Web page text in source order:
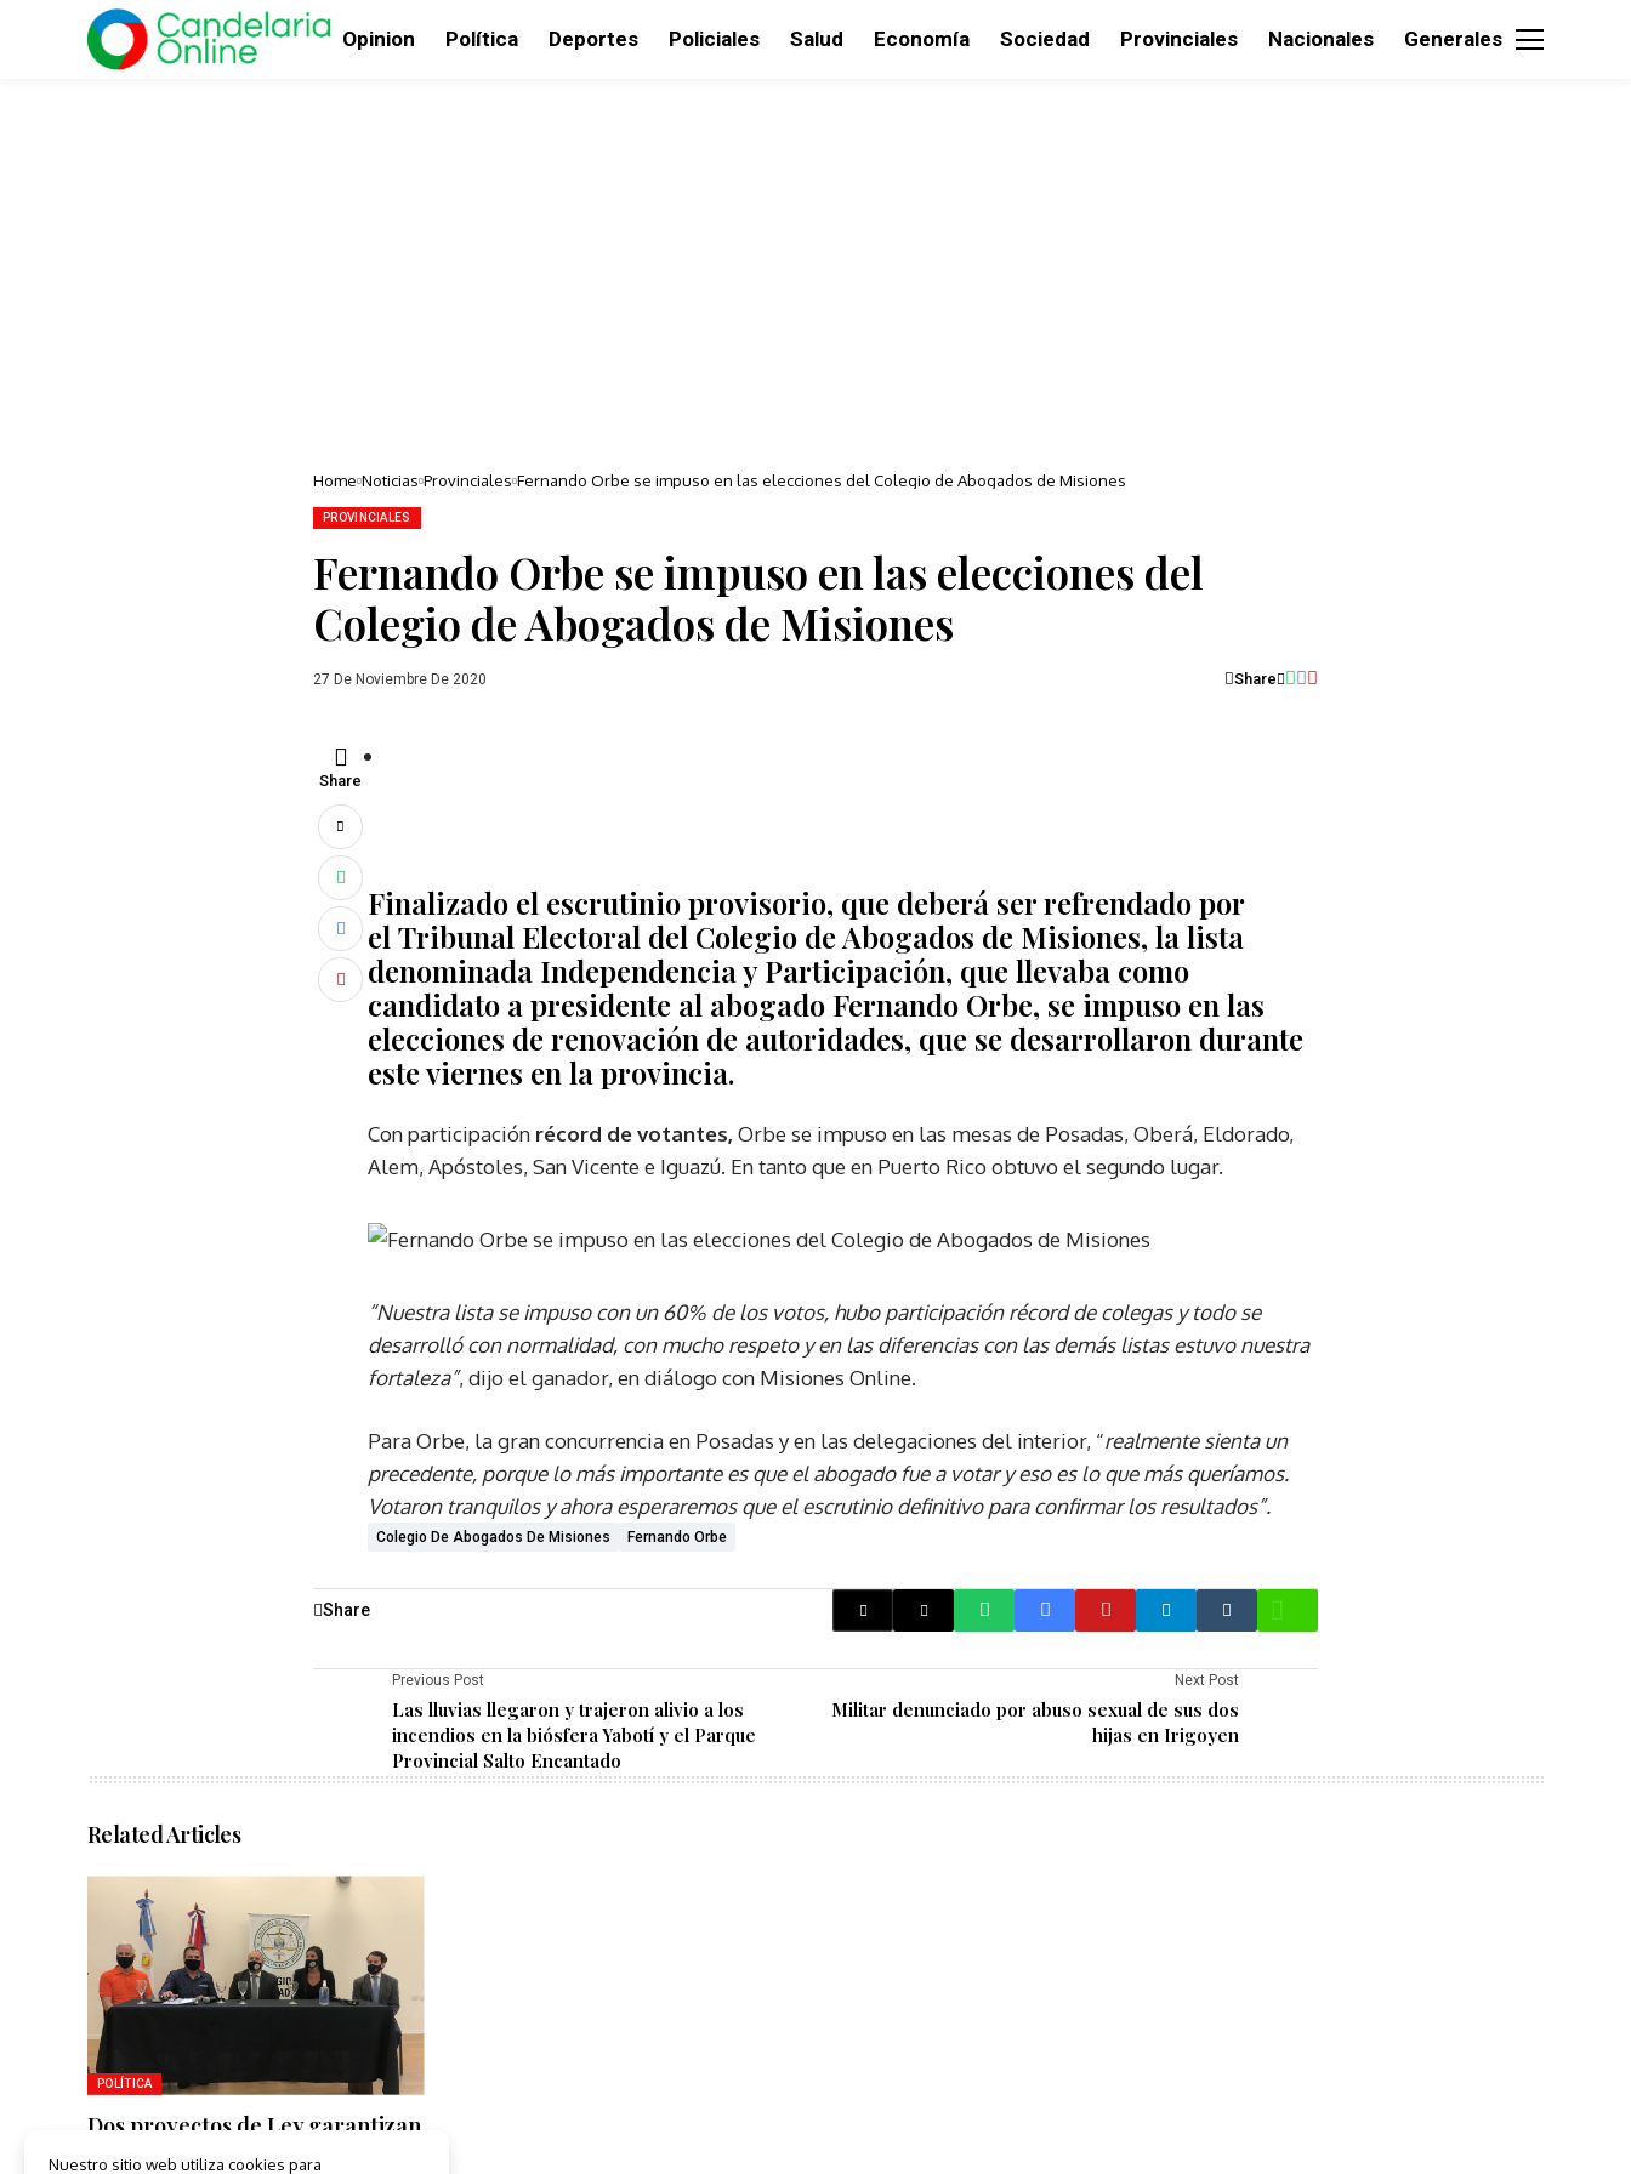
Opinion Política Deportes Policiales Salud Economía Sociedad Provinciales Nacionales Generales
Home Noticias Provinciales Fernando Orbe se impuso en las elecciones del Colegio de Abogados de Misiones
PROVINCIALES
Fernando Orbe se impuso en las elecciones del
Colegio de Abogados de Misiones
27 De Noviembre De 2020 Share
Share
Finalizado el escrutinio provisorio, que deberá ser refrendado por
el Tribunal Electoral del Colegio de Abogados de Misiones, la lista
denominada Independencia y Participación, que llevaba como
candidato a presidente al abogado Fernando Orbe, se impuso en las
elecciones de renovación de autoridades, que se desarrollaron durante
este viernes en la provincia.
Con participación récord de votantes, Orbe se impuso en las mesas de Posadas, Oberá, Eldorado,
Alem, Apóstoles, San Vicente e Iguazú. En tanto que en Puerto Rico obtuvo el segundo lugar.
“Nuestra lista se impuso con un 60% de los votos, hubo participación récord de colegas y todo se
desarrolló con normalidad, con mucho respeto y en las diferencias con las demás listas estuvo nuestra
fortaleza”, dijo el ganador, en diálogo con Misiones Online.
Para Orbe, la gran concurrencia en Posadas y en las delegaciones del interior, “realmente sienta un
precedente, porque lo más importante es que el abogado fue a votar y eso es lo que más queríamos.
Votaron tranquilos y ahora esperaremos que el escrutinio definitivo para confirmar los resultados”.
Colegio De Abogados De Misiones Fernando Orbe
Share
Previous Post
Las lluvias llegaron y trajeron alivio a los
incendios en la biósfera Yabotí y el Parque
Provincial Salto Encantado
Next Post
Militar denunciado por abuso sexual de sus dos
hijas en Irigoyen
Related Articles
POLÍTICA
Dos proyectos de Ley garantizan
asistencia legal para víctimas y
Nuestro sitio web utiliza cookies para